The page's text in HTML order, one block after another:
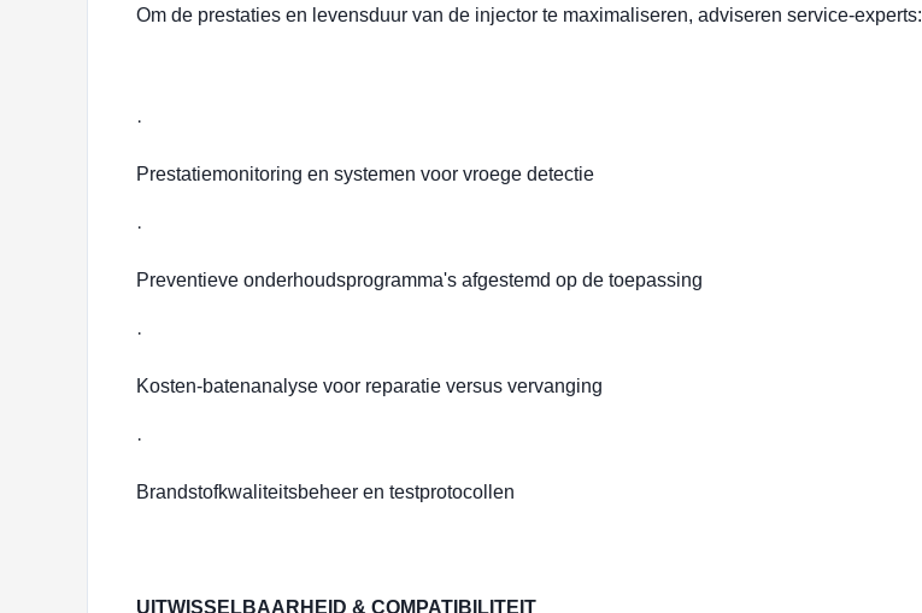
Om de prestaties en levensduur van de injector te maximaliseren, adviseren service-experts:
·
Prestatiemonitoring en systemen voor vroege detectie
·
Preventieve onderhoudsprogramma's afgestemd op de toepassing
·
Kosten-batenanalyse voor reparatie versus vervanging
·
Brandstofkwaliteitsbeheer en testprotocollen
UITWISSELBAARHEID & COMPATIBILITEIT